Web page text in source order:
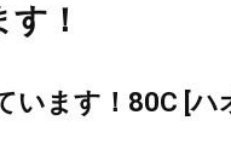
！
います！80C [ハ